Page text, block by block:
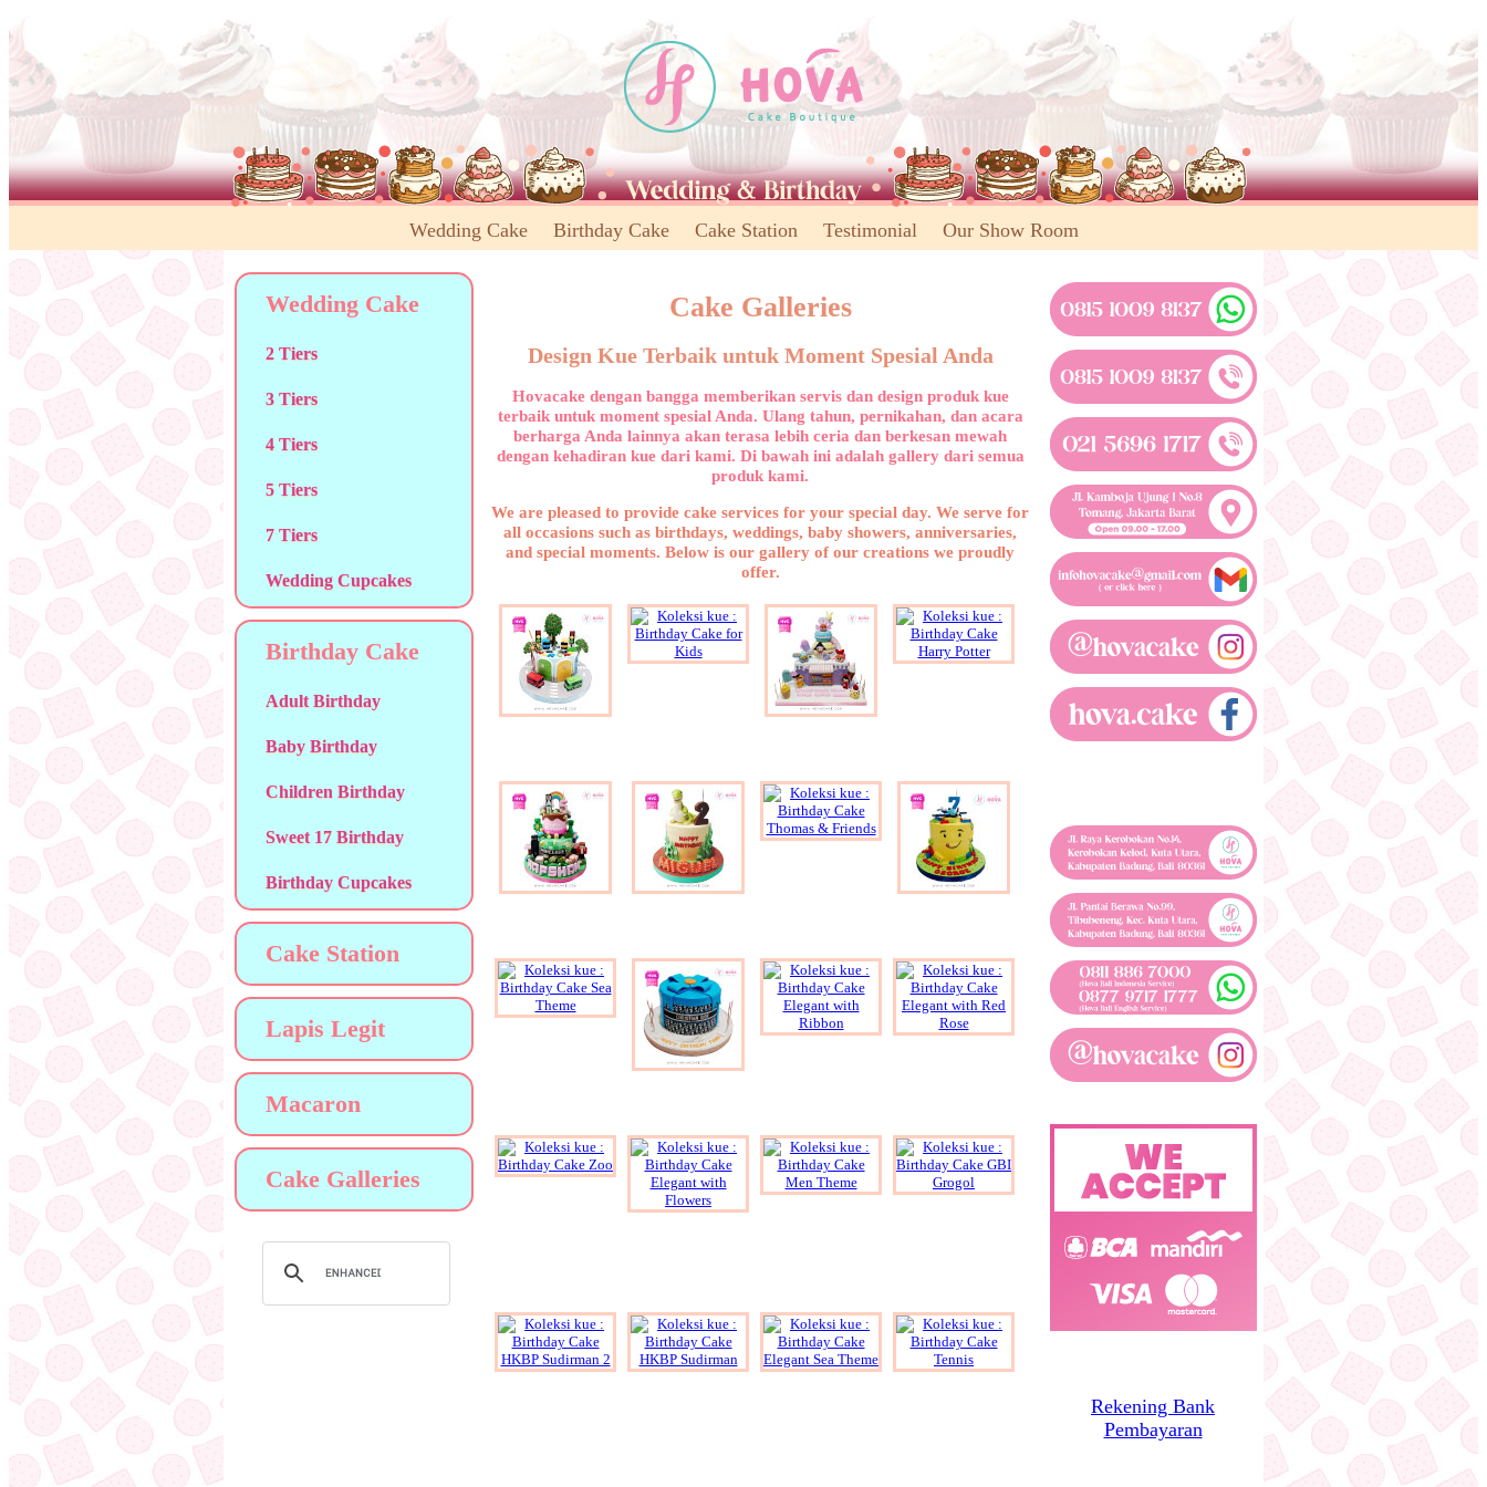
Wedding Cake Birthday Cake Cake Station Testimonial Our Show Room
Wedding Cake
2 Tiers
3 Tiers
4 Tiers
5 Tiers
7 Tiers
Wedding Cupcakes
Birthday Cake
Adult Birthday
Baby Birthday
Children Birthday
Sweet 17 Birthday
Birthday Cupcakes
Cake Station
Lapis Legit
Macaron
Cake Galleries
Cake Galleries
Design Kue Terbaik untuk Moment Spesial Anda
Hovacake dengan bangga memberikan servis dan design produk kue
terbaik untuk moment spesial Anda. Ulang tahun, pernikahan, dan acara
berharga Anda lainnya akan terasa lebih ceria dan berkesan mewah
dengan kehadiran kue dari kami. Di bawah ini adalah gallery dari semua
produk kami.
We are pleased to provide cake services for your special day. We serve for
all occasions such as birthdays, weddings, baby showers, anniversaries,
and special moments. Below is our gallery of our creations we proudly
offer.
Rekening Bank
Pembayaran